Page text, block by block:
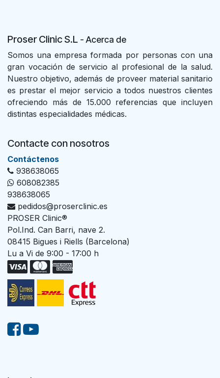
Proser Clinic S.L - Acerca de
Somos una empresa formada por personas con una
gran vocación de servicio al profesional de la salud.
Nuestro objetivo, además de proveer material sanitario
es prestar el mejor servicio a todos nuestros clientes
ofreciendo más de 15.000 referencias que incluyen
distintas especialidades médicas.
Contacte con nosotros
Con​tác​tenos
938638065
608082385
938638065
pedidos@proserclinic.es
PROSER Clinic®
Pol.Ind. Can Barri, nave 2.
08415 Bigues i Riells (Barcelona)
Lu a Vi de 9:00 - 17:00 h